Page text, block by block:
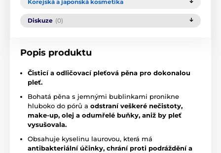
Korejská a japonská kosmetika
Diskuze (0)
Popis produktu
Čisticí a odličovací pleťová pěna pro dokonalou
pleť.
Bohatá pěna s jemnými bublinkami pronikne
hluboko do pórů a odstraní veškeré nečistoty,
make-up, olej a odumřelé buňky, aniž by pleť
vysušovala.
Obsahuje kyselinu laurovou, která má
antibakteriální účinky, chrání proti podráždění a